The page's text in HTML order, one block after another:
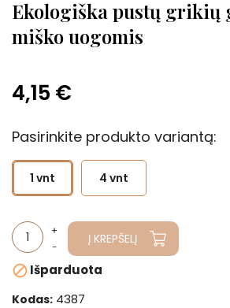
Ekologiška pustų grikių
miško uogomis
4,15 €
Pasirinkite produkto variantą:
1 vnt 4 vnt
Į KREPŠELĮ
Išparduota
Kodas: 4387